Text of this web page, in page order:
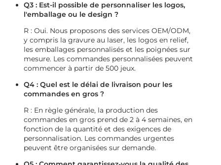
Q3 : Est-il possible de personnaliser les logos,
l'emballage ou le design ?
R : Oui. Nous proposons des services OEM/ODM,
y compris la gravure au laser, les logos en relief,
les emballages personnalisés et les poignées sur
mesure. Les commandes personnalisées peuvent
commencer à partir de 500 jeux.
Q4 : Quel est le délai de livraison pour les
commandes en gros ?
R : En règle générale, la production des
commandes en gros prend de 2 à 4 semaines, en
fonction de la quantité et des exigences de
personnalisation. Les commandes urgentes
peuvent être organisées sur demande.